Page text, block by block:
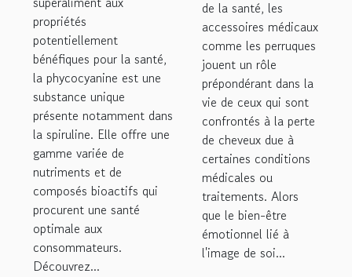
de la
phycocyanine
est
particulièrement
bénéfique ?
propriétés
potentiellement
bénéfiques pour la santé,
la phycocyanine est une
substance unique
présente notamment dans
la spiruline. Elle offre une
gamme variée de
nutriments et de
composés bioactifs qui
procurent une santé
optimale aux
consommateurs.
Découvrez...
médicaux tels
que les
perruques ?
de la santé, les
accessoires médicaux
comme les perruques
jouent un rôle
prépondérant dans la
vie de ceux qui sont
confrontés à la perte
de cheveux due à
certaines conditions
médicales ou
traitements. Alors
que le bien-être
émotionnel lié à
l'image de soi...